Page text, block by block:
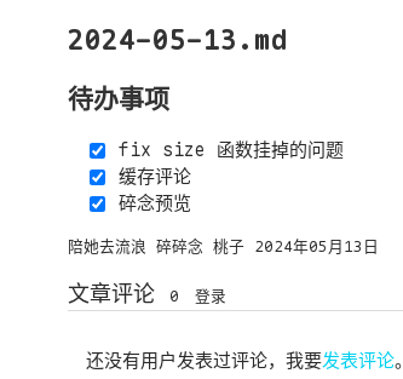
2024-05-13.md
待办事项
fix size 函数挂掉的问题
缓存评论
碎念预览
陪她去流浪 碎碎念 桃子 2024年05月13日
文章评论 0 登录
还没有用户发表过评论，我要发表评论。